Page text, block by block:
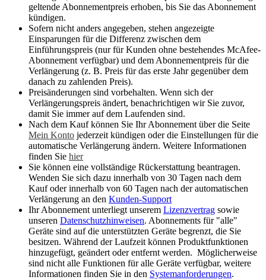
geltende Abonnementpreis erhoben, bis Sie das Abonnement
kündigen.
Sofern nicht anders angegeben, stehen angezeigte
Einsparungen für die Differenz zwischen dem
Einführungspreis (nur für Kunden ohne bestehendes McAfee-
Abonnement verfügbar) und dem Abonnementpreis für die
Verlängerung (z. B. Preis für das erste Jahr gegenüber dem
danach zu zahlenden Preis).
Preisänderungen sind vorbehalten. Wenn sich der
Verlängerungspreis ändert, benachrichtigen wir Sie zuvor,
damit Sie immer auf dem Laufenden sind.
Nach dem Kauf können Sie Ihr Abonnement über die Seite
Mein Konto jederzeit kündigen oder die Einstellungen für die
automatische Verlängerung ändern. Weitere Informationen
finden Sie hier
Sie können eine vollständige Rückerstattung beantragen.
Wenden Sie sich dazu innerhalb von 30 Tagen nach dem
Kauf oder innerhalb von 60 Tagen nach der automatischen
Verlängerung an den Kunden-Support
Ihr Abonnement unterliegt unserem Lizenzvertrag sowie
unseren Datenschutzhinweisen. Abonnements für "alle"
Geräte sind auf die unterstützten Geräte begrenzt, die Sie
besitzen. Während der Laufzeit können Produktfunktionen
hinzugefügt, geändert oder entfernt werden. Möglicherweise
sind nicht alle Funktionen für alle Geräte verfügbar, weitere
Informationen finden Sie in den Systemanforderungen.